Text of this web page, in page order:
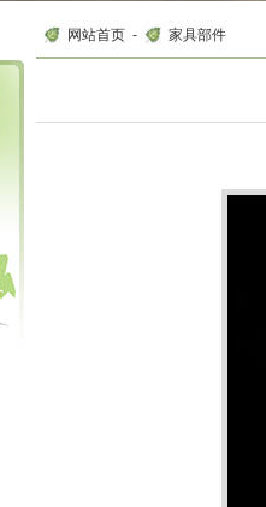
网站首页 - 家具部件